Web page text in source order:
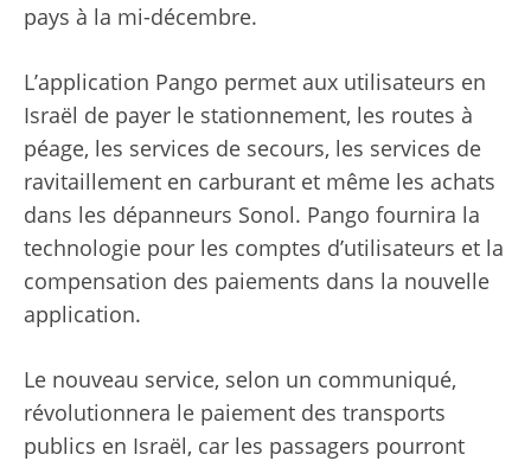
pays à la mi-décembre.
L’application Pango permet aux utilisateurs en
Israël de payer le stationnement, les routes à
péage, les services de secours, les services de
ravitaillement en carburant et même les achats
dans les dépanneurs Sonol. Pango fournira la
technologie pour les comptes d’utilisateurs et la
compensation des paiements dans la nouvelle
application.
Le nouveau service, selon un communiqué,
révolutionnera le paiement des transports
publics en Israël, car les passagers pourront